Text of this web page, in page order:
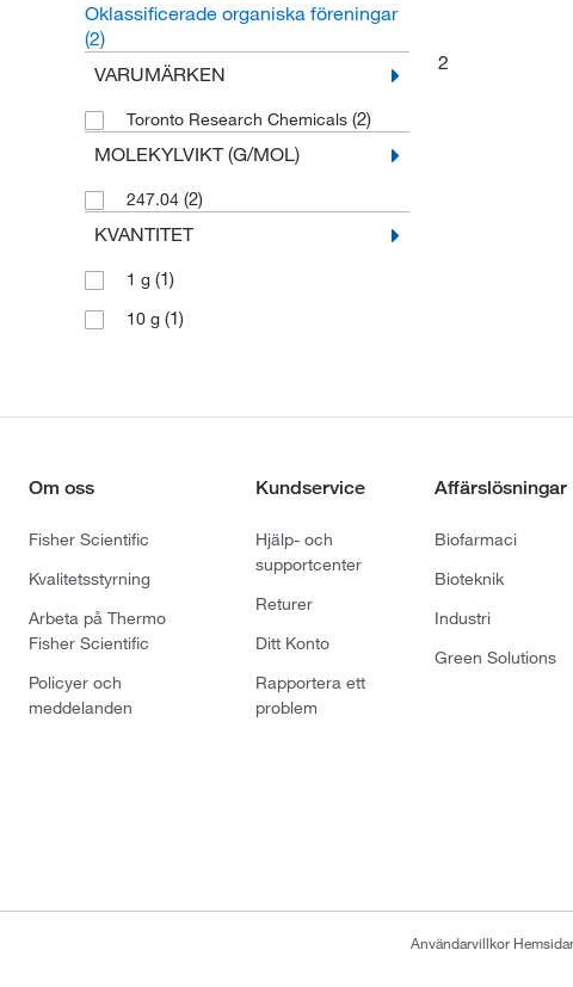
Oklassificerade organiska föreningar
(2)
VARUMÄRKEN
Toronto Research Chemicals (2)
MOLEKYLVIKT (G/MOL)
247.04 (2)
KVANTITET
1 g (1)
10 g (1)
2
Om oss
Fisher Scientific
Kvalitetsstyrning
Arbeta på Thermo
Fisher Scientific
Policyer och
meddelanden
Kundservice
Hjälp- och
supportcenter
Returer
Ditt Konto
Rapportera ett
problem
Affärslösningar
Biofarmaci
Bioteknik
Industri
Green Solutions
Användarvillkor